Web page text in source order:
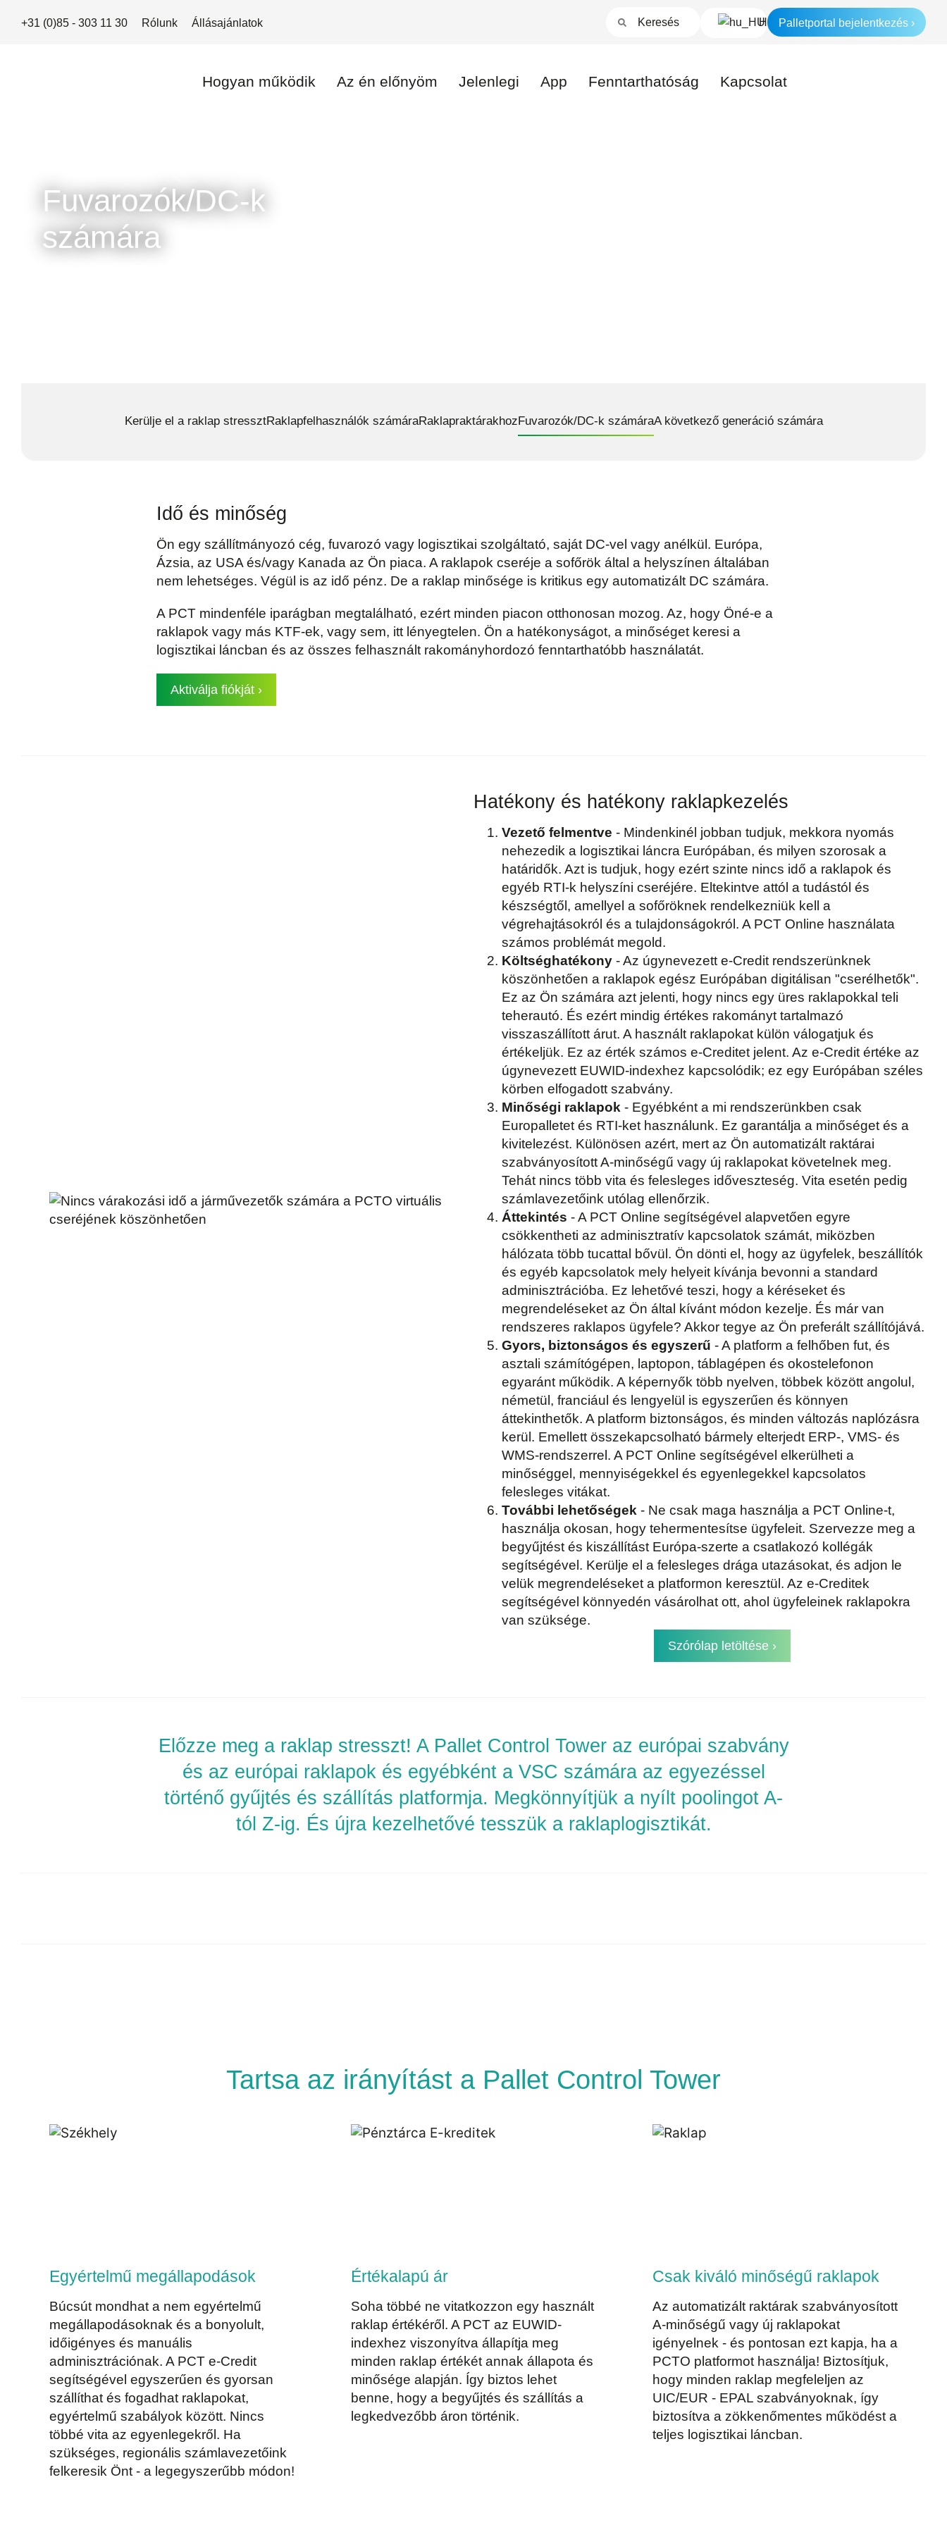
+31 (0)85 - 303 11 30 Rólunk Állásajánlatok HU Palletportal bejelentkezés ›
Hogyan működik Az én előnyöm Jelenlegi App Fenntarthatóság Kapcsolat
Fuvarozók/DC-k
számára
Kerülje el a raklap stressztRaklapfelhasználók számáraRaklapraktárakhozFuvarozók/DC-k számáraA következő generáció számára
Idő és minőség
Ön egy szállítmányozó cég, fuvarozó vagy logisztikai szolgáltató, saját DC-vel vagy anélkül. Európa,
Ázsia, az USA és/vagy Kanada az Ön piaca. A raklapok cseréje a sofőrök által a helyszínen általában
nem lehetséges. Végül is az idő pénz. De a raklap minősége is kritikus egy automatizált DC számára.
A PCT mindenféle iparágban megtalálható, ezért minden piacon otthonosan mozog. Az, hogy Öné-e a
raklapok vagy más KTF-ek, vagy sem, itt lényegtelen. Ön a hatékonyságot, a minőséget keresi a
logisztikai láncban és az összes felhasznált rakományhordozó fenntarthatóbb használatát.
Aktiválja fiókját
Hatékony és hatékony raklapkezelés
Vezető felmentve - Mindenkinél jobban tudjuk, mekkora nyomás
nehezedik a logisztikai láncra Európában, és milyen szorosak a
határidők. Azt is tudjuk, hogy ezért szinte nincs idő a raklapok és
egyéb RTI-k helyszíni cseréjére. Eltekintve attól a tudástól és
készségtől, amellyel a sofőröknek rendelkezniük kell a
végrehajtásokról és a tulajdonságokról. A PCT Online használata
számos problémát megold.
Költséghatékony - Az úgynevezett e-Credit rendszerünknek
köszönhetően a raklapok egész Európában digitálisan "cserélhetők".
Ez az Ön számára azt jelenti, hogy nincs egy üres raklapokkal teli
teherautó. És ezért mindig értékes rakományt tartalmazó
visszaszállított árut. A használt raklapokat külön válogatjuk és
értékeljük. Ez az érték számos e-Creditet jelent. Az e-Credit értéke az
úgynevezett EUWID-indexhez kapcsolódik; ez egy Európában széles
körben elfogadott szabvány.
Minőségi raklapok - Egyébként a mi rendszerünkben csak
Europalletet és RTI-ket használunk. Ez garantálja a minőséget és a
kivitelezést. Különösen azért, mert az Ön automatizált raktárai
szabványosított A-minőségű vagy új raklapokat követelnek meg.
Tehát nincs több vita és felesleges időveszteség. Vita esetén pedig
számlavezetőink utólag ellenőrzik.
Áttekintés - A PCT Online segítségével alapvetően egyre
csökkentheti az adminisztratív kapcsolatok számát, miközben
hálózata több tucattal bővül. Ön dönti el, hogy az ügyfelek, beszállítók
és egyéb kapcsolatok mely helyeit kívánja bevonni a standard
adminisztrációba. Ez lehetővé teszi, hogy a kéréseket és
megrendeléseket az Ön által kívánt módon kezelje. És már van
rendszeres raklapos ügyfele? Akkor tegye az Ön preferált szállítójává.
Gyors, biztonságos és egyszerű - A platform a felhőben fut, és
asztali számítógépen, laptopon, táblagépen és okostelefonon
egyaránt működik. A képernyők több nyelven, többek között angolul,
németül, franciául és lengyelül is egyszerűen és könnyen
áttekinthetők. A platform biztonságos, és minden változás naplózásra
kerül. Emellett összekapcsolható bármely elterjedt ERP-, VMS- és
WMS-rendszerrel. A PCT Online segítségével elkerülheti a
minőséggel, mennyiségekkel és egyenlegekkel kapcsolatos
felesleges vitákat.
További lehetőségek - Ne csak maga használja a PCT Online-t,
használja okosan, hogy tehermentesítse ügyfeleit. Szervezze meg a
begyűjtést és kiszállítást Európa-szerte a csatlakozó kollégák
segítségével. Kerülje el a felesleges drága utazásokat, és adjon le
velük megrendeléseket a platformon keresztül. Az e-Creditek
segítségével könnyedén vásárolhat ott, ahol ügyfeleinek raklapokra
van szüksége.
Szórólap letöltése
Előzze meg a raklap stresszt! A Pallet Control Tower az európai szabvány
és az európai raklapok és egyébként a VSC számára az egyezéssel
történő gyűjtés és szállítás platformja. Megkönnyítjük a nyílt poolingot A-
tól Z-ig. És újra kezelhetővé tesszük a raklaplogisztikát.
Tartsa az irányítást a Pallet Control Tower
Egyértelmű megállapodások
Búcsút mondhat a nem egyértelmű
megállapodásoknak és a bonyolult,
időigényes és manuális
adminisztrációnak. A PCT e-Credit
segítségével egyszerűen és gyorsan
szállíthat és fogadhat raklapokat,
egyértelmű szabályok között. Nincs
többé vita az egyenlegekről. Ha
szükséges, regionális számlavezetőink
felkeresik Önt - a legegyszerűbb módon!
Értékalapú ár
Soha többé ne vitatkozzon egy használt
raklap értékéről. A PCT az EUWID-
indexhez viszonyítva állapítja meg
minden raklap értékét annak állapota és
minősége alapján. Így biztos lehet
benne, hogy a begyűjtés és szállítás a
legkedvezőbb áron történik.
Csak kiváló minőségű raklapok
Az automatizált raktárak szabványosított
A-minőségű vagy új raklapokat
igényelnek - és pontosan ezt kapja, ha a
PCTO platformot használja! Biztosítjuk,
hogy minden raklap megfeleljen az
UIC/EUR - EPAL szabványoknak, így
biztosítva a zökkenőmentes működést a
teljes logisztikai láncban.